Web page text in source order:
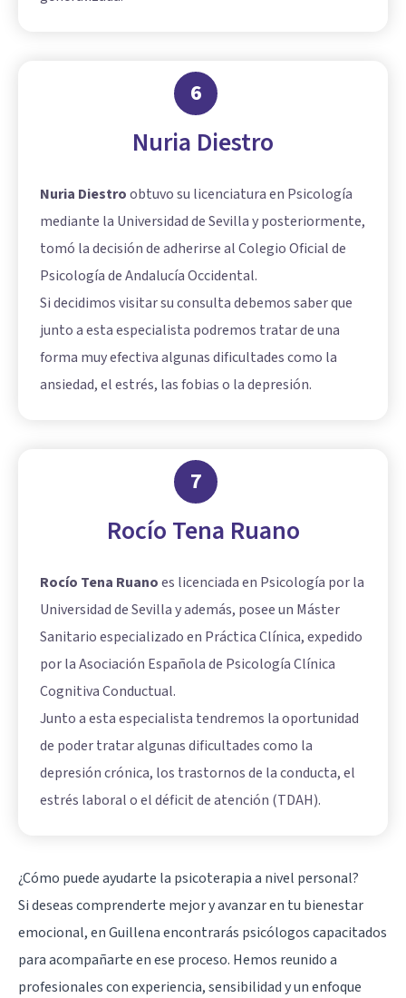
6
Nuria Diestro
Nuria Diestroobtuvo su licenciatura en Psicología
mediante la Universidad de Sevilla y posteriormente,
tomó la decisión de adherirse al Colegio Oficial de
Psicología de Andalucía Occidental.
Si decidimos visitar su consulta debemos saber que
junto a esta especialista podremos tratar de una
forma muy efectiva algunas dificultades como la
ansiedad, el estrés, las fobias o la depresión.
7
Rocío Tena Ruano
Rocío Tena Ruanoes licenciada en Psicología por la
Universidad de Sevilla y además, posee un Máster
Sanitario especializado en Práctica Clínica, expedido
por la Asociación Española de Psicología Clínica
Cognitiva Conductual.
Junto a esta especialista tendremos la oportunidad
de poder tratar algunas dificultades como la
depresión crónica, los trastornos de la conducta, el
estrés laboral o el déficit de atención (TDAH).
¿Cómo puede ayudarte la psicoterapia a nivel personal?
Si deseas comprenderte mejor y avanzar en tu bienestar
emocional, en Guillena encontrarás psicólogos capacitados
para acompañarte en ese proceso. Hemos reunido a
profesionales con experiencia, sensibilidad y un enfoque